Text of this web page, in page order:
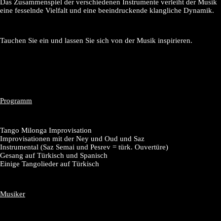
Das Zusammenspiel der verschiedenen Instrumente verleiht der Musik
eine fesselnde Vielfalt und eine beeindruckende klangliche Dynamik.
Tauchen Sie ein und lassen Sie sich von der Musik inspirieren.
Programm
Tango Milonga Improvisation
Improvisationen mit der Ney und Oud und Saz
Instrumental (Saz Semai und Pesrev = türk. Ouvertüre)
Gesang auf Türkisch und Spanisch
Einige Tangolieder auf Türkisch
Musiker